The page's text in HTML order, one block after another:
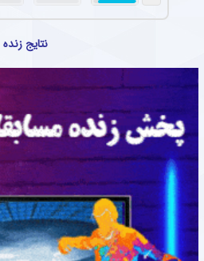
نتایج زنده